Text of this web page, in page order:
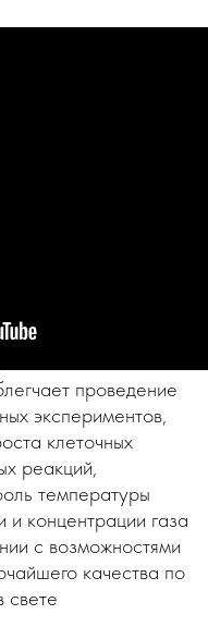
проведение
экспериментов,
клеточных
реакций,
температуры
концентрации газа
с возможностями
качества по
свете